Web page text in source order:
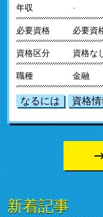
年収 -
必要資格 必要資
資格区分 資格な
職種 金融
なるには 資格情
新着記事